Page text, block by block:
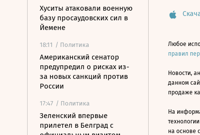
Хуситы атаковали военную
базу просаудовских сил в
Йемене
18:11 / Политика
Американский сенатор
предупредил о рисках из-
за новых санкций против
России
17:47 / Политика
Зеленский впервые
прилетел в Белград с
Любое
правил
Новости,
данном
продаже
На
на основе